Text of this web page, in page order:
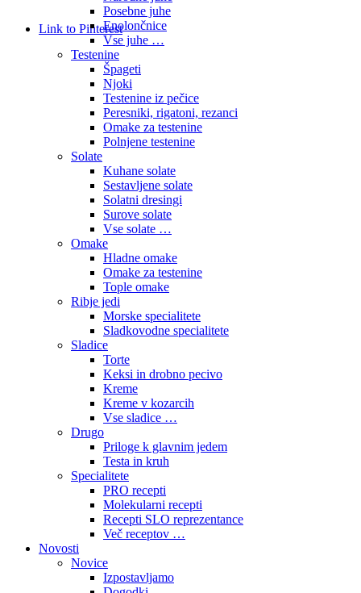
Link to Pinterest
Posebne juhe
Enolončnice
Vse juhe …
Testenine
Špageti
Njoki
Testenine iz pečice
Peresniki, rigatoni, rezanci
Omake za testenine
Polnjene testenine
Solate
Kuhane solate
Sestavljene solate
Solatni dresingi
Surove solate
Vse solate …
Omake
Hladne omake
Omake za testenine
Tople omake
Ribje jedi
Morske specialitete
Sladkovodne specialitete
Sladice
Torte
Keksi in drobno pecivo
Kreme
Kreme v kozarcih
Vse sladice …
Drugo
Priloge k glavnim jedem
Testa in kruh
Specialitete
PRO recepti
Molekularni recepti
Recepti SLO reprezentance
Več receptov …
Novosti
Novice
Izpostavljamo